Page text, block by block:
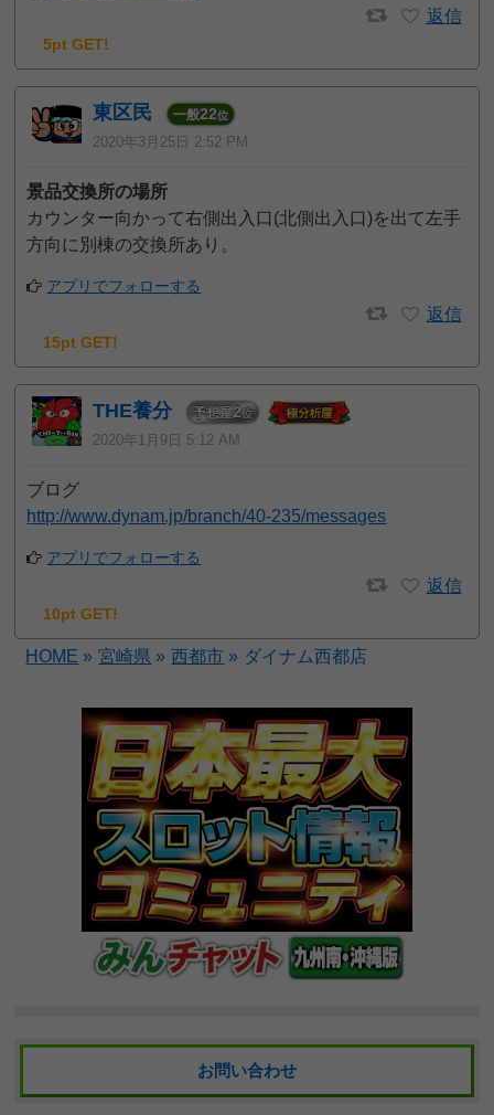
返信
5pt GET!
東区民 一般22位
2020年3月25日 2:52 PM
景品交換所の場所
カウンター向かって右側出入口(北側出入口)を出て左手
方向に別棟の交換所あり。
アプリでフォローする
返信
15pt GET!
THE養分 予想屋2位
2020年1月9日 5:12 AM
ブログ
http://www.dynam.jp/branch/40-235/messages
アプリでフォローする
返信
10pt GET!
HOME » 宮崎県 » 西都市 » ダイナム西都店
お問い合わせ